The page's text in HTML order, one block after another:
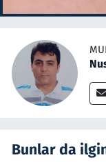
Bunlar da